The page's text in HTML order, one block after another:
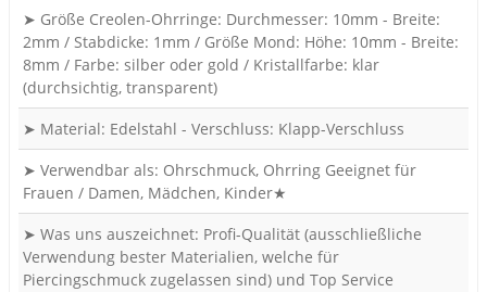
➤ Größe Creolen-Ohrringe: Durchmesser: 10mm - Breite:
2mm / Stabdicke: 1mm / Größe Mond: Höhe: 10mm - Breite:
8mm / Farbe: silber oder gold / Kristallfarbe: klar
(durchsichtig, transparent)
➤ Material: Edelstahl - Verschluss: Klapp-Verschluss
➤ Verwendbar als: Ohrschmuck, Ohrring Geeignet für
Frauen / Damen, Mädchen, Kinder★
➤ Was uns auszeichnet: Profi-Qualität (ausschließliche
Verwendung bester Materialien, welche für
Piercingschmuck zugelassen sind) und Top Service